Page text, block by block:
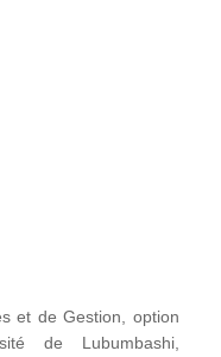
et de Gestion, option
de Lubumbashi,